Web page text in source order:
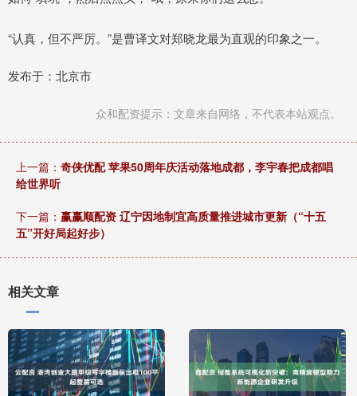
“认真，但不严厉。”是曹译文对郑晓龙最为直观的印象之一。
发布于：北京市
众和配资提示：文章来自网络，不代表本站观点。
上一篇： 奇侠优配 苹果50周年庆活动落地成都，李宇春把成都唱
给世界听
下一篇： 赢赢顺配资 辽宁因地制宜高质量推进城市更新（“十五
五”开好局起好步）
相关文章